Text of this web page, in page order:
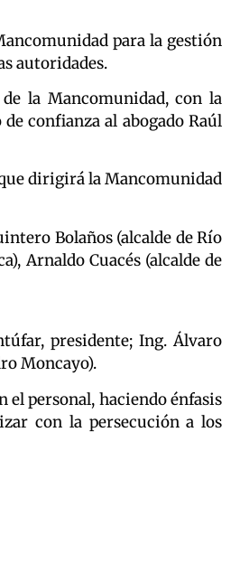
para la gestión
autoridades.
la Mancomunidad, con la
confianza al abogado Raúl
dirigirá la Mancomunidad
Bolaños (alcalde de Río
Arnaldo Cuacés (alcalde de
presidente; Ing. Álvaro
Moncayo).
personal, haciendo énfasis
con la persecución a los